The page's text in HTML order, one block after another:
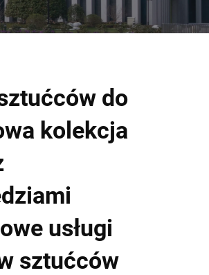
do
kolekcja
usługi
sztućców